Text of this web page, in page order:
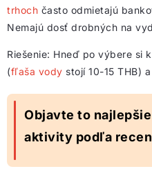
trhoch často odmietajú
Nemajú dosť drobných na
Riešenie: Hneď po výbere si
(fľaša vody stojí 10-15 THB)
Objavte to
aktivity podľa